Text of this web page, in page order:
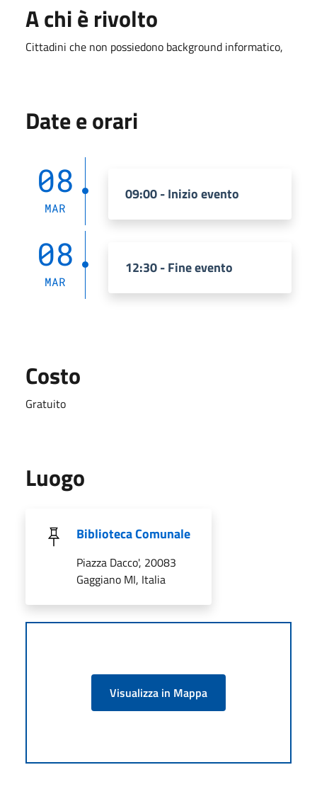
A chi è rivolto
Cittadini che non possiedono background informatico,
Date e orari
08
MAR
09:00 - Inizio evento
08
MAR
12:30 - Fine evento
Costo
Gratuito
Luogo
Biblioteca Comunale
Piazza Dacco', 20083
Gaggiano MI, Italia
Visualizza in Mappa